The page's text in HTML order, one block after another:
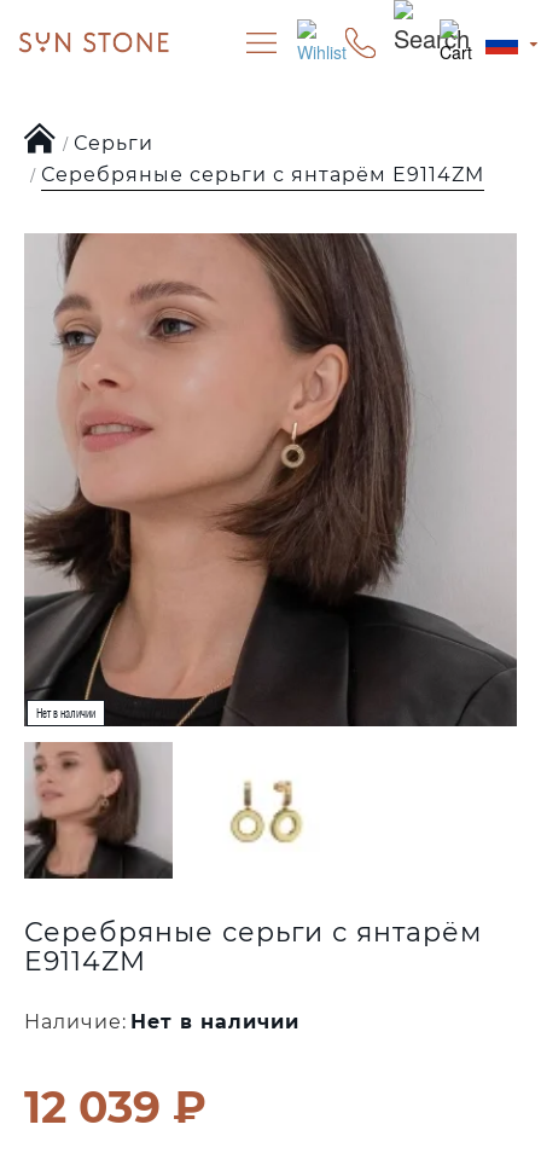
Серьги
Серебряные серьги с янтарём E9114ZM
Серебряные серьги с янтарём
E9114ZM
12 039 ₽
Наличие: Нет в наличии